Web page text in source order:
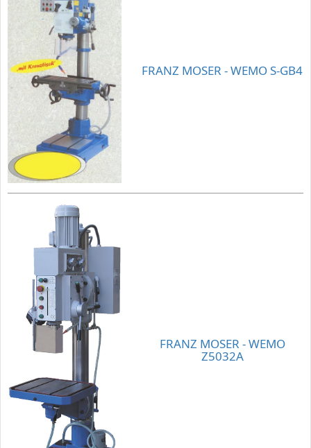
FRANZ MOSER - WEMO S-GB4
FRANZ MOSER - WEMO
Z5032A